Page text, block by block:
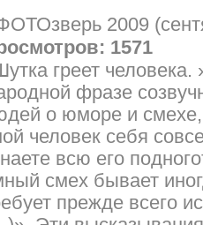
1571
греет
фразе
о юморе и
человек себя
всю его
смех бывает
прежде всего